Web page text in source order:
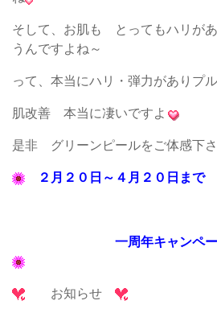
そして、お肌も とってもハリが
うんですよね～
って、本当にハリ・弾力がありプ
肌改善 本当に凄いですよ
是非 グリーンピールをご体感下さ
２月２０日～４月２０日まで
一周年キャンペーンを
お知らせ